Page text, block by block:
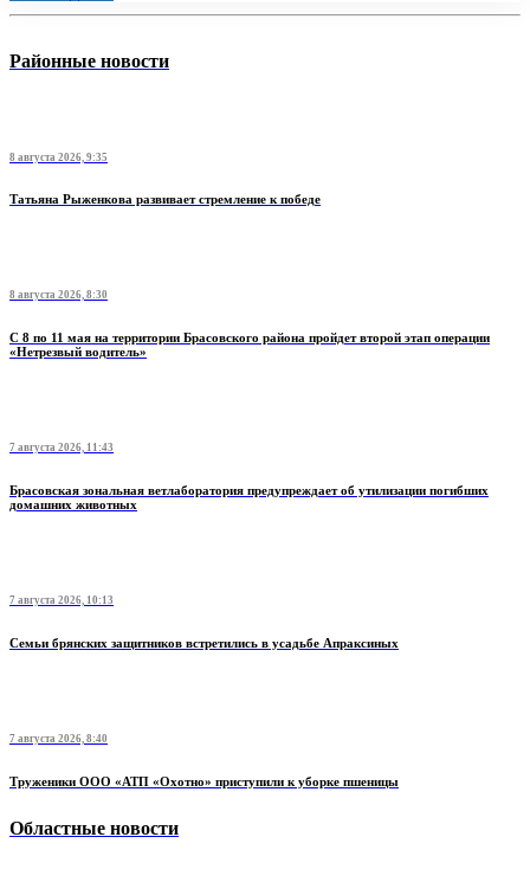
Районные новости
8 августа 2026, 9:35
Татьяна Рыженкова развивает стремление к победе
8 августа 2026, 8:30
С 8 по 11 мая на территории Брасовского района пройдет второй этап операции
«Нетрезвый водитель»
7 августа 2026, 11:43
Брасовская зональная ветлаборатория предупреждает об утилизации погибших
домашних животных
7 августа 2026, 10:13
Семьи брянских защитников встретились в усадьбе Апраксиных
7 августа 2026, 8:40
Труженики ООО «АТП «Охотно» приступили к уборке пшеницы
Областные новости